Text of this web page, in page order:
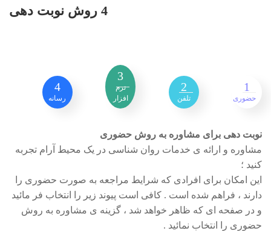
4 روش نوبت دهی
1
حضوری
2
تلفن
3
نرم
افزار
4
رسانه
نوبت دهی برای مشاوره به روش حضوری
مشاوره و ارائه ی خدمات روان شناسی در یک محیط آرام تجربه
کنید ؛
این امکان برای افرادی که شرایط مراجعه به صورت حضوری را
دارند ، فراهم شده است . کافی است پیوند زیر را انتخاب فر مائید
و در صفحه ای که ظاهر خواهد شد ، گزینه ی مشاوره به روش
حضوری را انتخاب نمائید .